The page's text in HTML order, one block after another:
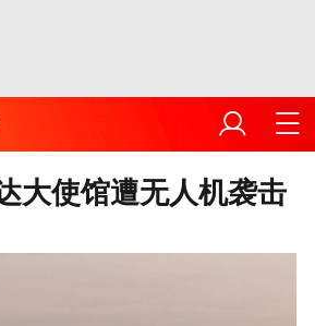
大使馆遭无人机袭击